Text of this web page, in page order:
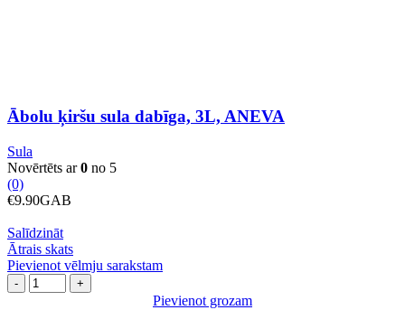
Ābolu ķiršu sula dabīga, 3L, ANEVA
Sula
Novērtēts ar0 no 5
(0)
€9.90GAB
Salīdzināt
Ātrais skats
Pievienot vēlmju sarakstam
Ābolu
melleņu
Pievienot grozam